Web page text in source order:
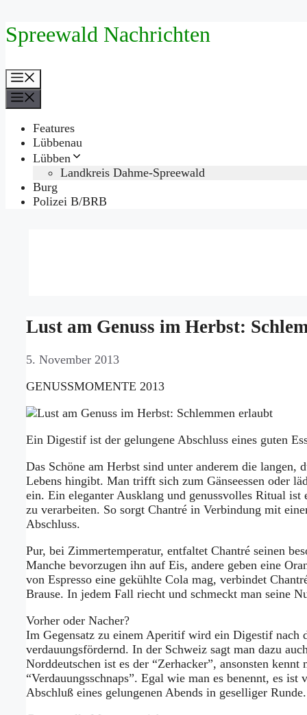
Zum
Inhalt
Spreewald Nachrichten
Features
Lübbenau
Lübben
Landkreis Dahme-Spreewald
Burg
Polizei B/BRB
Lust am Genuss im Herbst:
5. November 2013
GENUSSMOMENTE 2013
Ein Digestif ist der gelungene Abschluss eines guten
Das Schöne am Herbst sind unter anderem die langen,
Lebens hingibt. Man trifft sich zum Gänseessen oder
ein. Ein eleganter Ausklang und genussvolles Ritual
zu verarbeiten. So sorgt Chantré in Verbindung mit
Abschluss.
Pur, bei Zimmertemperatur, entfaltet Chantré seinen
Manche bevorzugen ihn auf Eis, andere geben eine
von Espresso eine gekühlte Cola mag, verbindet
Brause. In jedem Fall riecht und schmeckt man seine
Vorher oder Nacher?
Im Gegensatz zu einem Aperitif wird ein Digestif nach
verdauungsfördernd. In der Schweiz sagt man dazu
Norddeutschen ist es der “Zerhacker”, ansonsten
“Verdauungsschnaps”. Egal wie man es benennt, es
Abschluß eines gelungenen Abends in geselliger Runde.